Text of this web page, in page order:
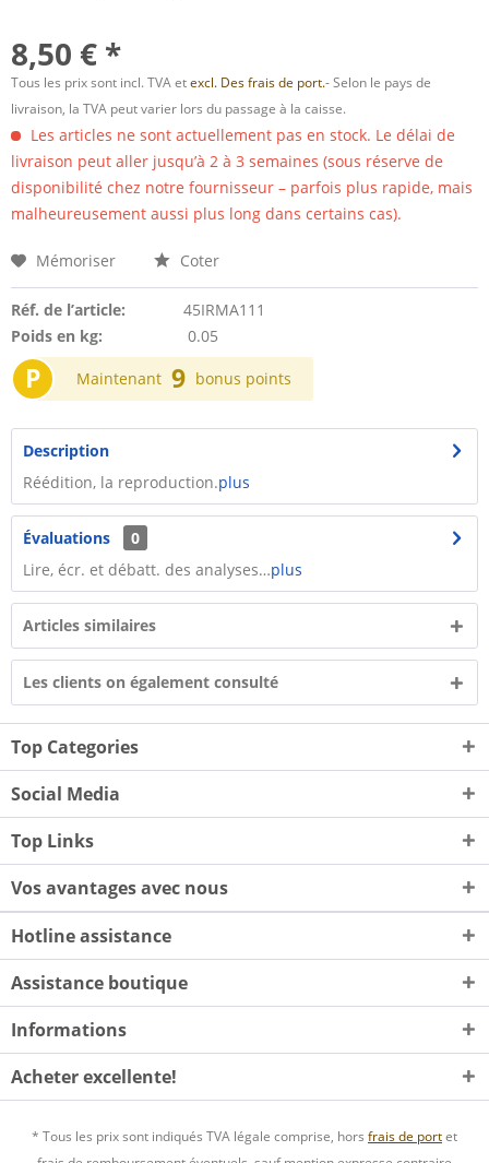
8,50 € *
Tous les prix sont incl. TVA etexcl. Des frais de port.- Selon le pays de
livraison, la TVA peut varier lors du passage à la caisse.
Les articles ne sont actuellement pas en stock. Le délai de
livraison peut aller jusqu’à 2 à 3 semaines (sous réserve de
disponibilité chez notre fournisseur – parfois plus rapide, mais
malheureusement aussi plus long dans certains cas).
Mémoriser Coter
Réf. de l’article:
45IRMA111
Poids en kg:
0.05
P Maintenant 9 bonus points
Description
Réédition, la reproduction.plus
Évaluations
0
Lire, écr. et débatt. des analyses…plus
Articles similaires
Les clients on également consulté
Top Categories
Social Media
Top Links
Vos avantages avec nous
Hotline assistance
Assistance boutique
Informations
Acheter excellente!
* Tous les prix sont indiqués TVA légale comprise, hors frais de portet